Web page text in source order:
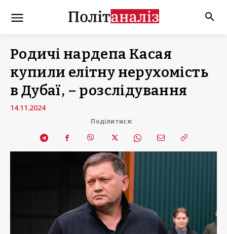
Родичі нардепа Касая
купили елітну нерухомість
в Дубаї, – розслідування
14.11.2024
Поділитися: